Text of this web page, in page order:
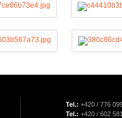
Tel.: +420 / 776
Tel.: +420 / 602